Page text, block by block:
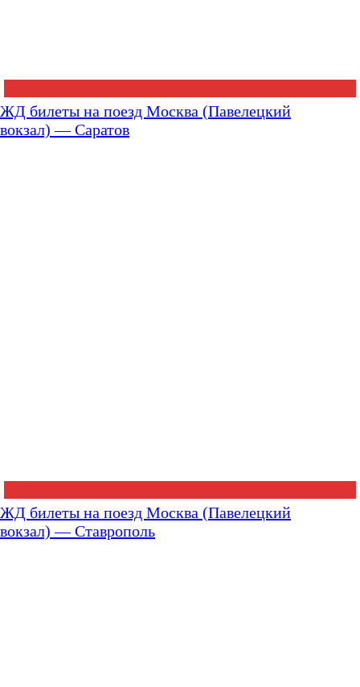
ЖД билеты на поезд Москва (Павелецкий
вокзал) — Саратов
ЖД билеты на поезд Москва (Павелецкий
вокзал) — Ставрополь